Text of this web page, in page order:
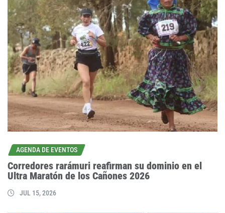
AGENDA DE EVENTOS
Corredores rarámuri reafirman su dominio en el
Ultra Maratón de los Cañones 2026
JUL 15, 2026